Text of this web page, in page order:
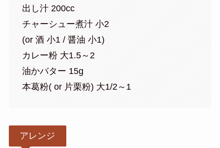
出し汁 200cc
チャーシュー煮汁 小2
(or 酒 小1 / 醤油 小1)
カレー粉 大1.5～2
油かバター 15g
本葛粉( or 片栗粉) 大1/2～1
アレンジ